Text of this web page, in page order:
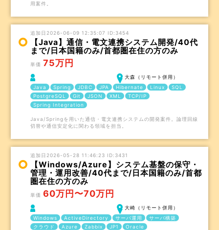
用案件。
追加日2026-06-09 12:35:07 ID:3454
【Java】通信・電文連携システム開発/40代
まで/日本国籍のみ/首都圏在住の方のみ
単価 75万円
大森（リモート併用）
Java
Spring JDBC JPA Hibernate Linux
SQL
PostgreSQL
Git JSON XML
TCP/IP
Spring Integration
Java/Springを用いた通信・電文連携システムの開発案件。論理回線
切替や通信安定化に関わる領域を担当。
追加日2026-05-28 11:46:23 ID:3431
【Windows/Azure】システム基盤の保守・
管理・運用改善/40代まで/日本国籍のみ/首都
圏在住の方のみ
単価 60万円〜70万円
大崎（リモート併用）
Windows
ActiveDirectory サーバ運用
サーバ構築
クラウド
Azure Zabbix JP1 Oracle